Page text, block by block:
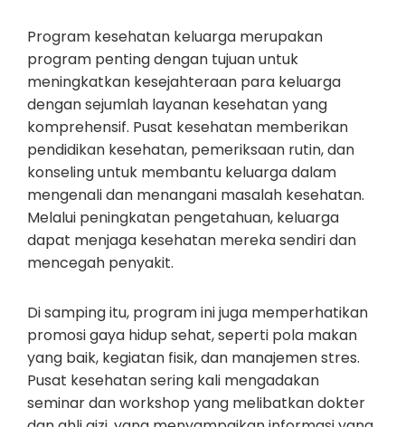
Program kesehatan keluarga merupakan
program penting dengan tujuan untuk
meningkatkan kesejahteraan para keluarga
dengan sejumlah layanan kesehatan yang
komprehensif. Pusat kesehatan memberikan
pendidikan kesehatan, pemeriksaan rutin, dan
konseling untuk membantu keluarga dalam
mengenali dan menangani masalah kesehatan.
Melalui peningkatan pengetahuan, keluarga
dapat menjaga kesehatan mereka sendiri dan
mencegah penyakit.
Di samping itu, program ini juga memperhatikan
promosi gaya hidup sehat, seperti pola makan
yang baik, kegiatan fisik, dan manajemen stres.
Pusat kesehatan sering kali mengadakan
seminar dan workshop yang melibatkan dokter